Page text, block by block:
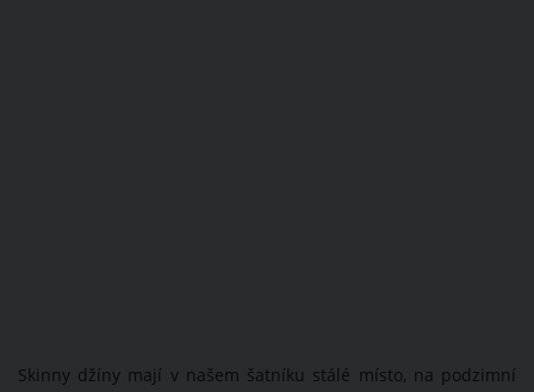
Skinny džíny mají v našem šatníku stálé místo, na podzimní